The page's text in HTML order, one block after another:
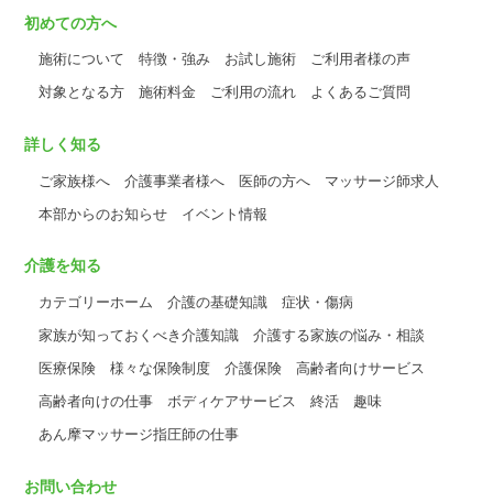
初めての方へ
施術について 特徴・強み お試し施術
ご利用者様の声
対象となる方
施術料金 ご利用の流れ よくあるご質問
詳しく知る
ご家族様へ 介護事業者様へ 医師の方へ
マッサージ師求人
本部からのお知らせ
イベント情報
介護を知る
カテゴリーホーム 介護の基礎知識
症状・傷病
家族が知っておくべき介護知識
介護する家族の悩み・相談
医療保険
様々な保険制度 介護保険
高齢者向けサービス
高齢者向けの仕事
ボディケアサービス 終活
趣味
あん摩マッサージ指圧師の仕事
お問い合わせ